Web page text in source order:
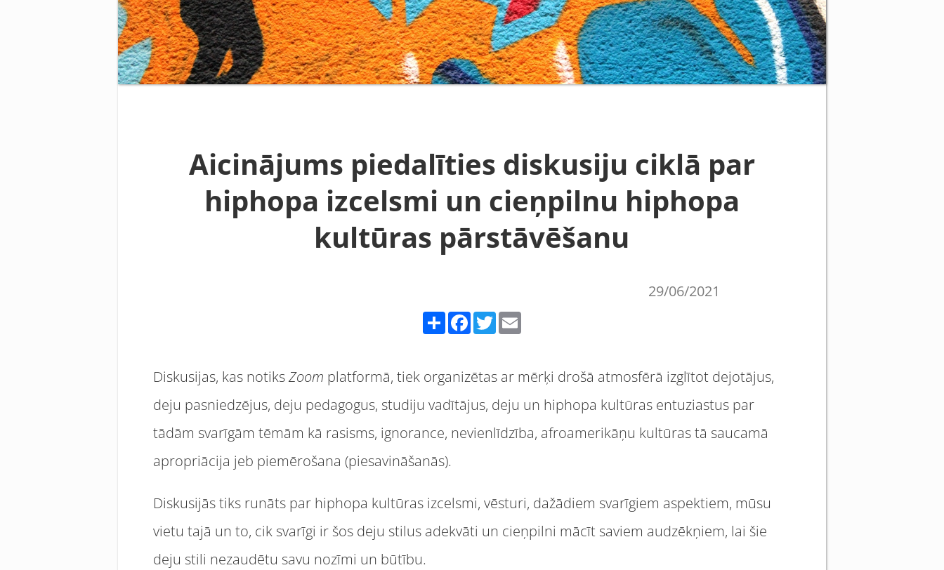
Aicinājums piedalīties diskusiju ciklā par
hiphopa izcelsmi un cieņpilnu hiphopa
kultūras pārstāvēšanu
29/06/2021
Share FacebookTwitter
Diskusijas, kas notiksZoom platformā, tiek organizētas ar mērķi drošā atmosfērā izglītot dejotājus,
deju pasniedzējus, deju pedagogus, studiju vadītājus, deju un hiphopa kultūras entuziastus par
tādām svarīgām tēmām kā rasisms, ignorance, nevienlīdzība, afroamerikāņu kultūras tā saucamā
apropriācija jeb piemērošana (piesavināšanās).
Diskusijās tiks runāts par hiphopa kultūras izcelsmi, vēsturi, dažādiem svarīgiem aspektiem, mūsu
vietu tajā un to, cik svarīgi ir šos deju stilus adekvāti un cieņpilni mācīt saviem audzēkņiem, lai šie
deju stili nezaudētu savu nozīmi un būtību.